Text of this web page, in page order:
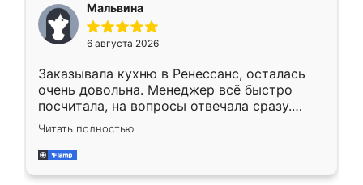
меньше, здесь же он более разнообразный.
Мне нравится ,если что-то потребуется из
мебели буду заказывать только здесь.
Мальвина
6 августа 2026
Заказывала кухню в Ренессанс, осталась
очень довольна. Менеджер всё быстро
посчитала, на вопросы отвечала сразу.
Замерщик приехал в субботу, подошёл к
делу со всей ответственностью. Собрали
за день, ребята работали аккуратно, даже
Читать полностью